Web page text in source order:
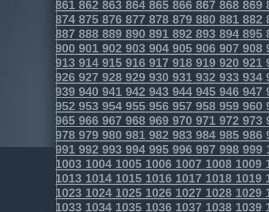
861 862 863 864 865 866 867 868 869
874 875 876 877 878 879 880 881 882
887 888 889 890 891 892 893 894 895
900 901 902 903 904 905 906 907 908
913 914 915 916 917 918 919 920 921
926 927 928 929 930 931 932 933 934
939 940 941 942 943 944 945 946 947
952 953 954 955 956 957 958 959 960
965 966 967 968 969 970 971 972 973
978 979 980 981 982 983 984 985 986
991 992 993 994 995 996 997 998 999
1003 1004 1005 1006 1007 1008 1009
1013 1014 1015 1016 1017 1018 1019
1023 1024 1025 1026 1027 1028 1029
1033 1034 1035 1036 1037 1038 1039